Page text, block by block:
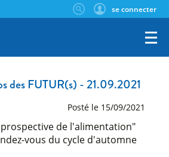
se connecter
des FUTUR(s) - 21.09.2021
Posté le 15/09/2021
de l'alimentation"
vous du cycle d'automne